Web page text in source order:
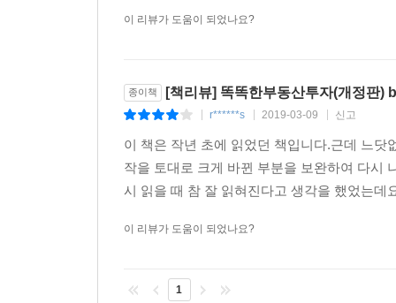
이 리뷰가 도움이 되었나요?
종이책 [책리뷰] 똑똑한부동산투자(개정판)
r******s 2019-03-09 신고
이 책은 작년 초에 읽었던 책입니다.근데 느
작을 토대로 크게 바뀐 부분을 보완하여 다시
시 읽을 때 참 잘 읽혀진다고 생각을 했었는
이 리뷰가 도움이 되었나요?
1